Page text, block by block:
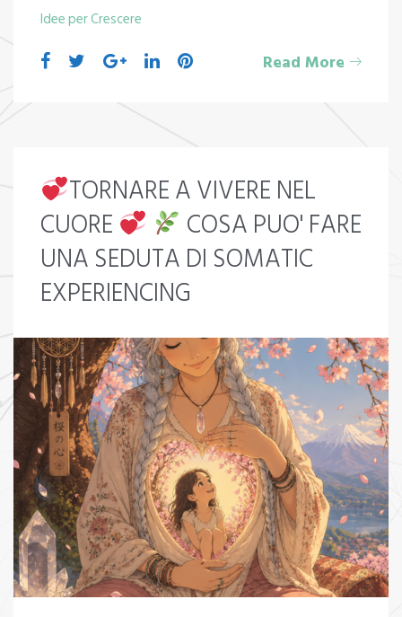
Idee per Crescere
Read More
TORNARE A VIVERE NEL
CUORE
COSA PUO' FARE
UNA SEDUTA DI SOMATIC
EXPERIENCING